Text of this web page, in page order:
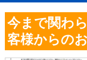
今まで関わ
客様からの